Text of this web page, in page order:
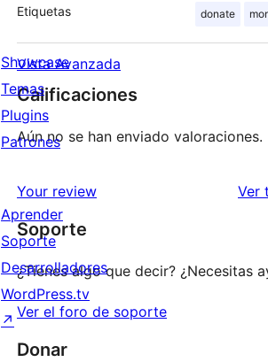
Etiquetas donate
Vista Avanzada
Calificaciones
Aún no se han enviado valoraciones.
Your review Ver
Soporte
¿Tienes algo que decir? ¿Necesitas
Ver el foro de soporte
Donar
Showcase
Temas
Plugins
Patrones
Aprender
Soporte
Desarrolladores
WordPress.tv
↗